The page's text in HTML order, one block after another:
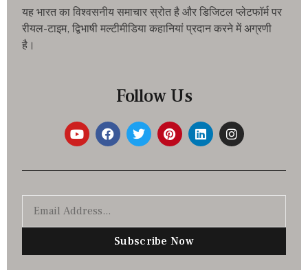
यह भारत का विश्वसनीय समाचार स्रोत है और डिजिटल प्लेटफॉर्म पर
रीयल-टाइम, द्विभाषी मल्टीमीडिया कहानियां प्रदान करने में अग्रणी
है।
Follow Us
Subscribe Now